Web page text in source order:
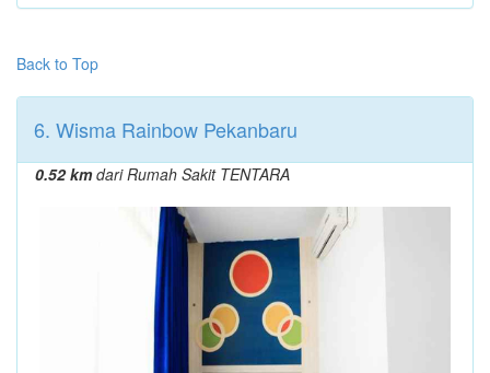
Back to Top
6. Wisma Rainbow Pekanbaru
0.52 kmdari Rumah Sakit TENTARA